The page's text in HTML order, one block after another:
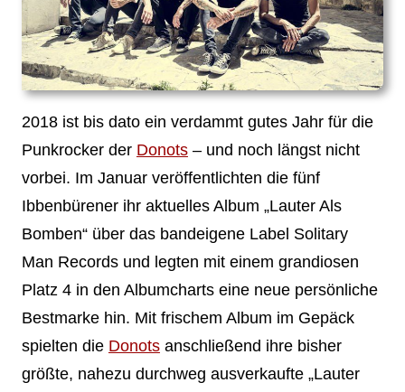
2018 ist bis dato ein verdammt gutes Jahr für die
Punkrocker der Donots– und noch längst nicht
vorbei. Im Januar veröffentlichten die fünf
Ibbenbürener ihr aktuelles Album „Lauter Als
Bomben“ über das bandeigene Label Solitary
Man Records und legten mit einem grandiosen
Platz 4 in den Albumcharts eine neue persönliche
Bestmarke hin. Mit frischem Album im Gepäck
spielten die Donotsanschließend ihre bisher
größte, nahezu durchweg ausverkaufte „Lauter